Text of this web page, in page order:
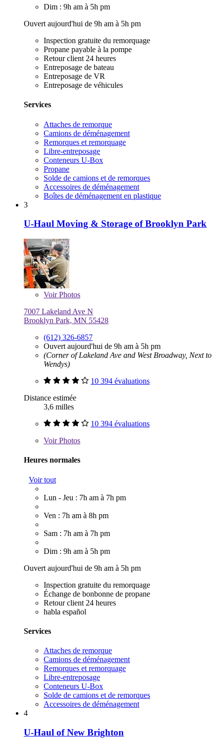
Dim : 9h am à 5h pm
Ouvert aujourd'hui de 9h am à 5h pm
Inspection gratuite du remorquage
Propane payable à la pompe
Retour client 24 heures
Entreposage de bateau
Entreposage de VR
Entreposage de véhicules
Services
Attaches de remorque
Camions de déménagement
Remorques et remorquage
Libre-entreposage
Conteneurs U-Box
Propane
Solde de camions et de remorques
Accessoires de déménagement
Boîtes de déménagement en plastique
3
U-Haul Moving & Storage of Brooklyn Park
VoirPhotos
7007 Lakeland Ave N
Brooklyn Park, MN 55428
(612) 326-6857
Ouvert aujourd'hui de 9h am à 5h pm
(Corner of Lakeland Ave and West Broadway, Next to
Wendys)
10 394 évaluations
Distance estimée
3,6 milles
10 394 évaluations
VoirPhotos
Heures normales
Voir tout
Lun - Jeu : 7h am à 7h pm
Ven : 7h am à 8h pm
Sam : 7h am à 7h pm
Dim : 9h am à 5h pm
Ouvert aujourd'hui de 9h am à 5h pm
Inspection gratuite du remorquage
Échange de bonbonne de propane
Retour client 24 heures
habla español
Services
Attaches de remorque
Camions de déménagement
Remorques et remorquage
Libre-entreposage
Conteneurs U-Box
Solde de camions et de remorques
Accessoires de déménagement
4
U-Haul of New Brighton